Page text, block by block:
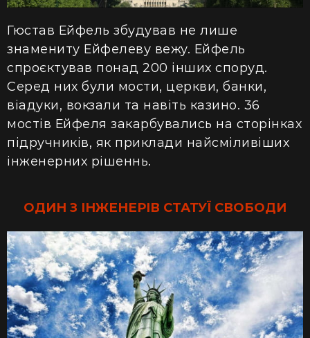
Гюстав Ейфель збудував не лише
знамениту Ейфелеву вежу. Ейфель
спроєктував понад 200 інших споруд.
Серед них були мости, церкви, банки,
віадуки, вокзали та навіть казино. 36
мостів Ейфеля закарбувались на сторінках
підручників, як приклади найсміливіших
інженерних рішеннь.
ОДИН З ІНЖЕНЕРІВ СТАТУЇ СВОБОДИ